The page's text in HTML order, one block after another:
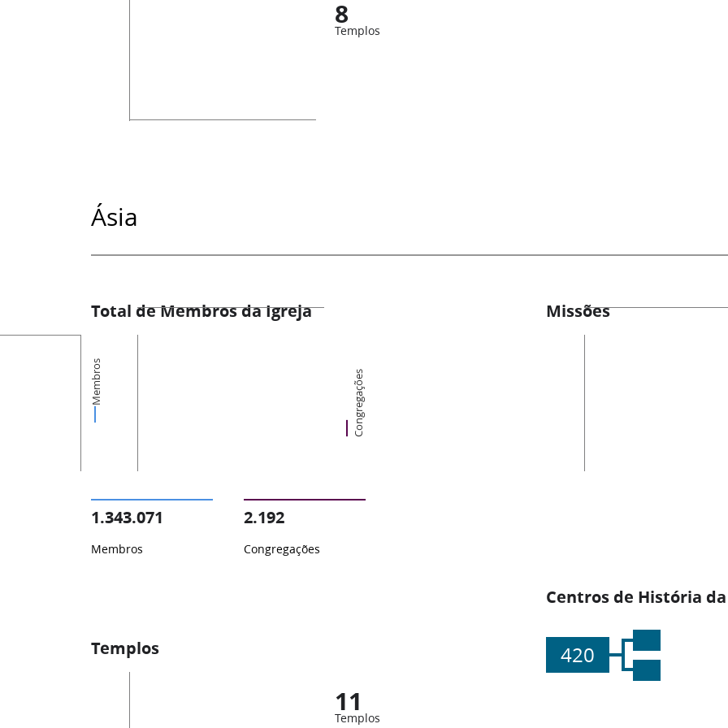
8
Templos
Ásia
Total de Membros da Igreja
Membros Congregações
1.343.071
Membros
2.192
Congregações
Missões
Centros de História
420
Templos
11
Templos